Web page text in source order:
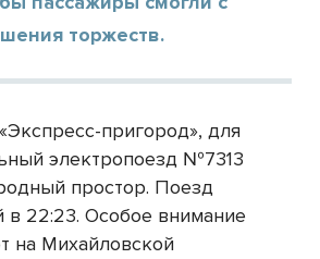
торжеств.
пригород», для
электропоезд №7313
простор. Поезд
в 22:23. Особое внимание
на Михайловской